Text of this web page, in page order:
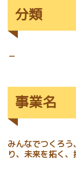
分類
－
事業名
みんなでつくろ
り、未来を拓く、